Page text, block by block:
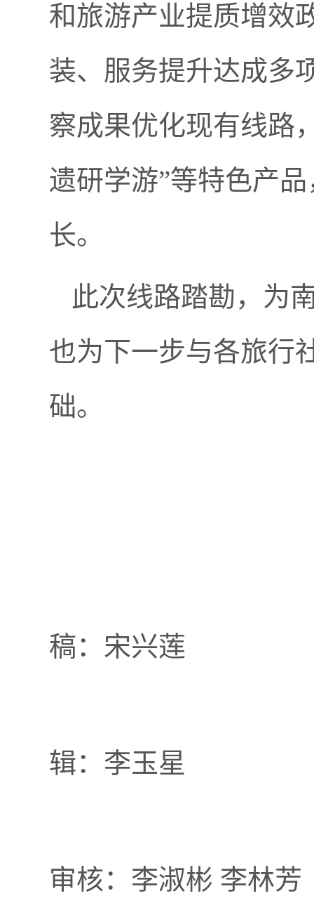
和旅游产业提质增效
装、服务提升达成多
察成果优化现有线路
遗研学游”等特色产
长。
此次线路踏勘，为
也为下一步与各旅行
础。
稿：宋兴莲
辑：李玉星
审核：李淑彬 李林芳